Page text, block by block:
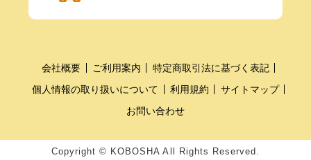
会社概要 ご利用案内
特定商取引法に基づく表記
個人情報の取り扱いについて
利用規約
サイトマップ
お問い合わせ
Copyright © KOBOSHA All Rights Reserved.